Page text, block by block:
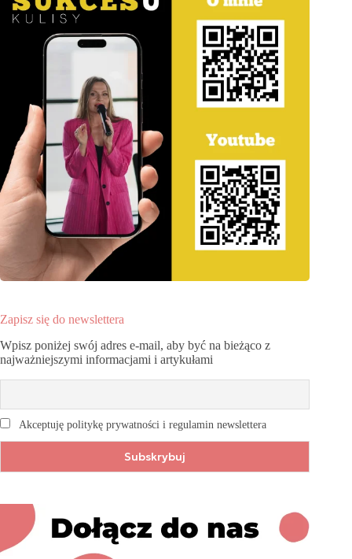
Zapisz się do newslettera
Wpisz poniżej swój adres e-mail, aby być na bieżąco z
najważniejszymi informacjami i artykułami
Akceptuję politykę prywatności i regulamin newslettera